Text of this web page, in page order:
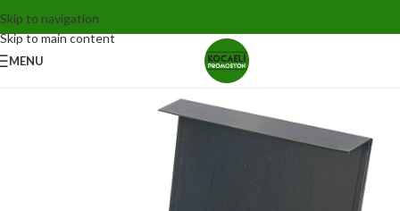
Skip to navigation
Skip to main content
MENU